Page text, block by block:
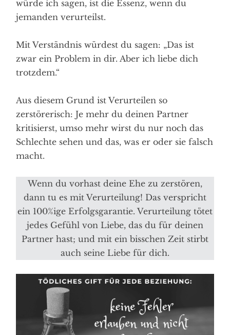
würde ich sagen, ist die Essenz, wenn du
jemanden verurteilst.
Mit Verständnis würdest du sagen: „Das ist
zwar ein Problem in dir. Aber ich liebe dich
trotzdem.“
Aus diesem Grund ist Verurteilen so
zerstörerisch: Je mehr du deinen Partner
kritisierst, umso mehr wirst du nur noch das
Schlechte sehen und das, was er oder sie falsch
macht.
Wenn du vorhast deine Ehe zu zerstören,
dann tu es mit Verurteilung! Das verspricht
ein 100%ige Erfolgsgarantie. Verurteilung tötet
jedes Gefühl von Liebe, das du für deinen
Partner hast; und mit ein bisschen Zeit stirbt
auch seine Liebe für dich.